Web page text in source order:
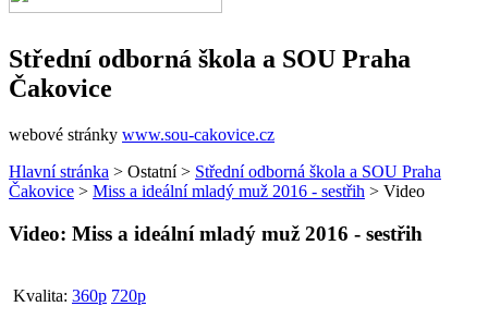
Střední odborná škola a SOU Praha
Čakovice
webové stránky www.sou-cakovice.cz
Hlavní stránka > Ostatní > Střední odborná škola a SOU Praha
Čakovice > Miss a ideální mladý muž 2016 - sestřih > Video
Video: Miss a ideální mladý muž 2016 - sestřih
Kvalita: 360p 720p